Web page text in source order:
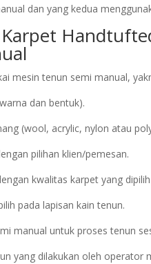
dan yang kedua
mesin tenun semi manual,
dan bentuk).
(wool, acrylic, nylon atau
pilihan klien/pemesan.
kwalitas karpet yang
pada lapisan kain tenun.
manual untuk proses tenun
yang dilakukan oleh operator